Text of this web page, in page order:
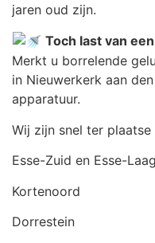
jaren oud zijn.
Toch last van
Merkt u borrelende
in Nieuwerkerk aan
apparatuur.
Wij zijn snel ter
Esse-Zuid en Esse-Laag
Kortenoord
Dorrestein